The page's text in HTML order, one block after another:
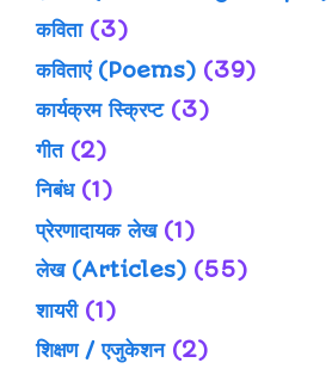
कविता(3)
कविताएं (Poems) (39)
कार्यक्रम स्क्रिप्ट(3)
गीत(2)
निबंध(1)
प्रेरणादायक लेख(1)
लेख (Articles) (55)
शायरी(1)
शिक्षण / एजुकेशन(2)